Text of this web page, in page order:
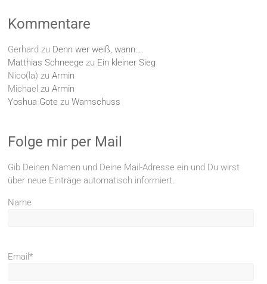
Kommentare
Gerhard zu Denn wer weiß, wann….
Matthias Schneege zu Ein kleiner Sieg
Nico(la) zuArmin
Michael zuArmin
Yoshua Gote zuWarnschuss
Folge mir per Mail
Gib Deinen Namen und Deine Mail-Adresse ein und Du wirst
über neue Einträge automatisch informiert.
Name
Email*